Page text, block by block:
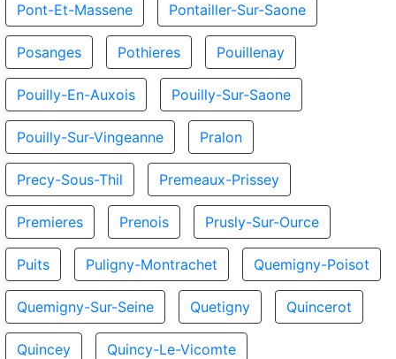
Pont-Et-Massene Pontailler-Sur-Saone
Posanges Pothieres Pouillenay
Pouilly-En-Auxois Pouilly-Sur-Saone
Pouilly-Sur-Vingeanne Pralon
Precy-Sous-Thil Premeaux-Prissey
Premieres Prenois Prusly-Sur-Ource
Puits Puligny-Montrachet Quemigny-Poisot
Quemigny-Sur-Seine Quetigny Quincerot
Quincey Quincy-Le-Vicomte